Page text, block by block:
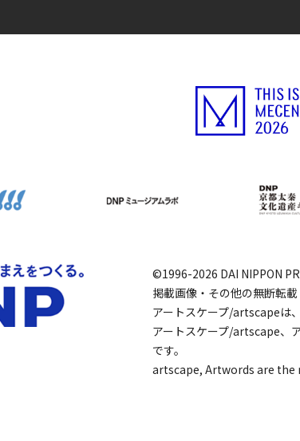
©1996-2026 DAI NIPPON
掲載画像・その他の無断転載
アートスケープ/artscapeは
アートスケープ/artscape、
です。
artscape, Artwords are the